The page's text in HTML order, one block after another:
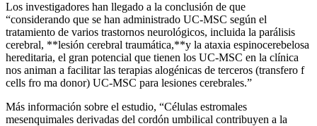
Los investigadores han llegado a la conclusión de que
“considerando que se han administrado UC-MSC según el
tratamiento de varios trastornos neurológicos, incluida la parálisis
cerebral, **lesión cerebral traumática,**y la ataxia espinocerebelosa
hereditaria, el gran potencial que tienen los UC-MSC en la clínica
nos animan a facilitar las terapias alogénicas de terceros (transfero f
cells fro ma donor) UC-MSC para lesiones cerebrales.”
Más información sobre el estudio, “Células estromales
mesenquimales derivadas del cordón umbilical contribuyen a la